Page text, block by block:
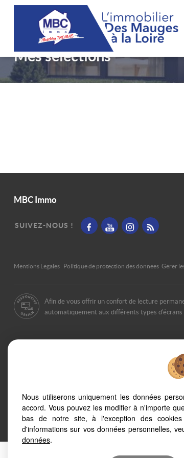
Mes sélections
MBC Immo
SUIVEZ-NOUS !
Mentions Légales Politique de protection des données Gérer
Afin de vous offrir un confort de lecture
automatiquement aux différents types d'écrans
Nous utiliserons uniquement les données
accord. Vous pouvez les modifier à n'importe
bas de notre site, à l'exception des
d'informations sur vos données personnelles,
données.